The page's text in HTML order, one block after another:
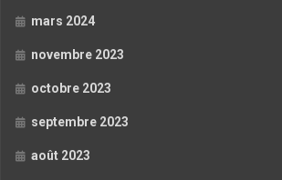
mars 2024
novembre 2023
octobre 2023
septembre 2023
août 2023